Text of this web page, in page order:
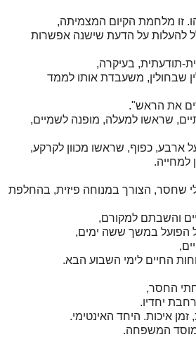
זו מלחמת הקיום המצמיתה,
על הדעת שישנה אפשרות
תודעתית, בעיקרה,
שבחולין, משעבדת אותו לממד
את הראש".
שראשו למעלה, מופנה לשמיים,
ארבע, כפוף, שראשו מכוון לקרקע,
למחייה.
שחסר, הצורך במנוחה פיזית, בהחלפת
והשבתם למקורם,
הפועל במשך ששה ימים,
החיים לימי השבוע הבא.
החסר,
יחדיו.
איכות. היחד האינטימי.
מוסד המשפחה.